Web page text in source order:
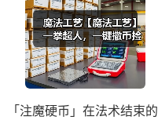
注魔硬币」在法术结束